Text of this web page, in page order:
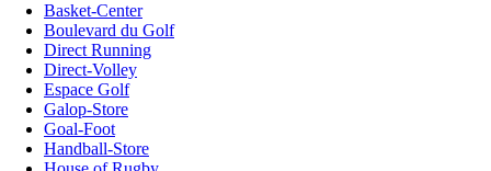
Basket-Center
Boulevard du Golf
Direct Running
Direct-Volley
Espace Golf
Galop-Store
Goal-Foot
Handball-Store